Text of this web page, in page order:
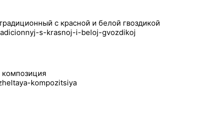
с красной и белой гвоздикой
композиция